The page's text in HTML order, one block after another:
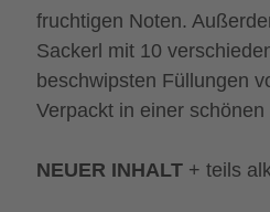
fruchtigen Noten.
Sackerl mit 10
beschwipsten Füllungen
Verpackt in einer
NEUER INHALT + teils